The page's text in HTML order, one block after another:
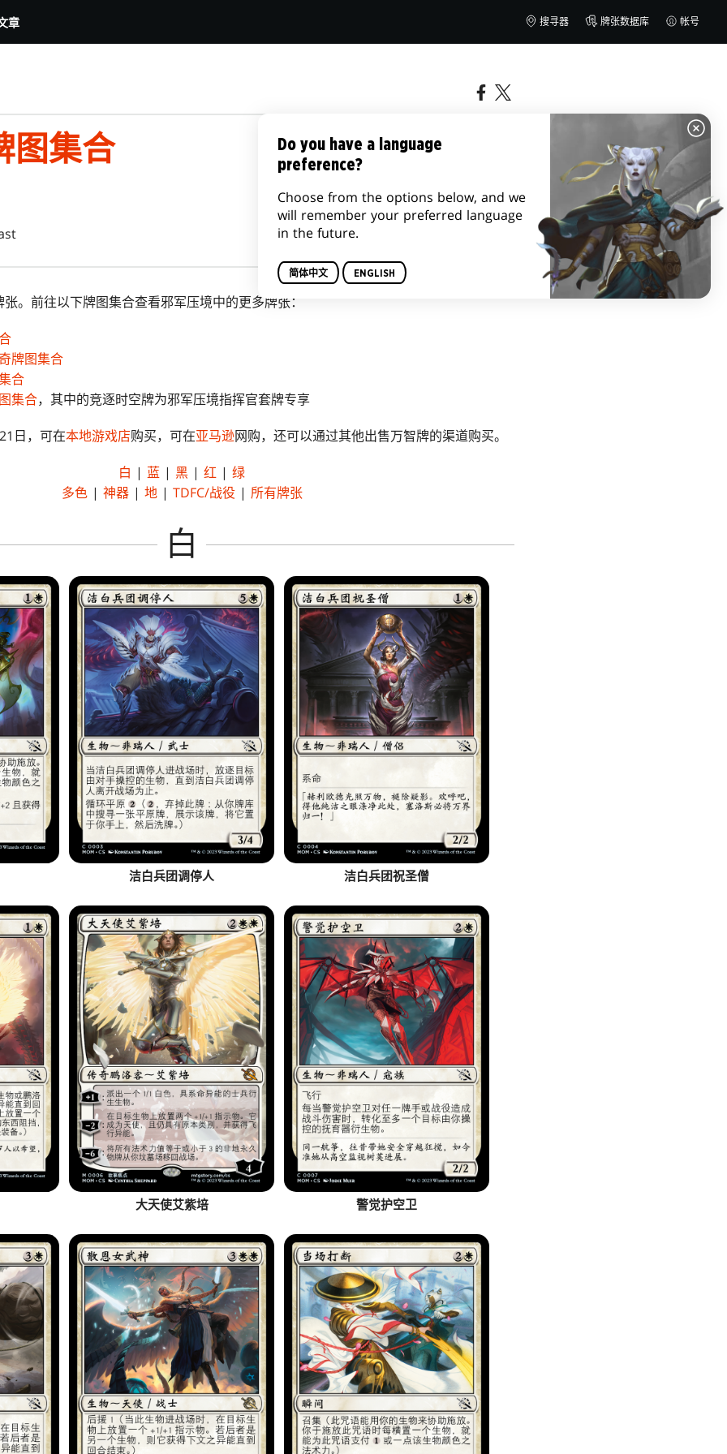
章 搜寻器 牌张数据库 帐号
图集合
张。前往以下牌图集合查看邪军压境中的更多牌张：
牌图集合
合
集合，其中的竞逐时空牌为邪军压境指挥官套牌专享
日，可在本地游戏店购买，可在亚马逊网购，还可以通过其他出售万智牌的渠道购买。
白 | 蓝 | 黑 | 红 | 绿
多色| 神器| 地| TDFC/战役| 所有牌张
白
洁白兵团调停人 洁白兵团祝圣僧
大天使艾紫培 警觉护空卫
Do you have a language
preference?
Choose from the options below, and we
will remember your preferred language
in the future.
简体中文 ENGLISH